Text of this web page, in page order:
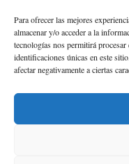
Para ofrecer las mejores
almacenar y/o acceder a la
tecnologías nos permitirá
identificaciones únicas en este
afectar negativamente a ciertas
Calle Camino
Planta 3ª 41092
674 02 62 03
Aviso legal